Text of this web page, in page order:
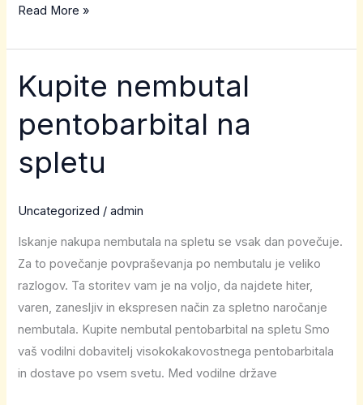
Read More »
Kupite nembutal
pentobarbital na
spletu
Uncategorized /admin
Iskanje nakupa nembutala na spletu se vsak dan povečuje.
Za to povečanje povpraševanja po nembutalu je veliko
razlogov. Ta storitev vam je na voljo, da najdete hiter,
varen, zanesljiv in ekspresen način za spletno naročanje
nembutala. Kupite nembutal pentobarbital na spletu Smo
vaš vodilni dobavitelj visokokakovostnega pentobarbitala
in dostave po vsem svetu. Med vodilne države
Kupite
nembutal
pentobarbital
na
spletu